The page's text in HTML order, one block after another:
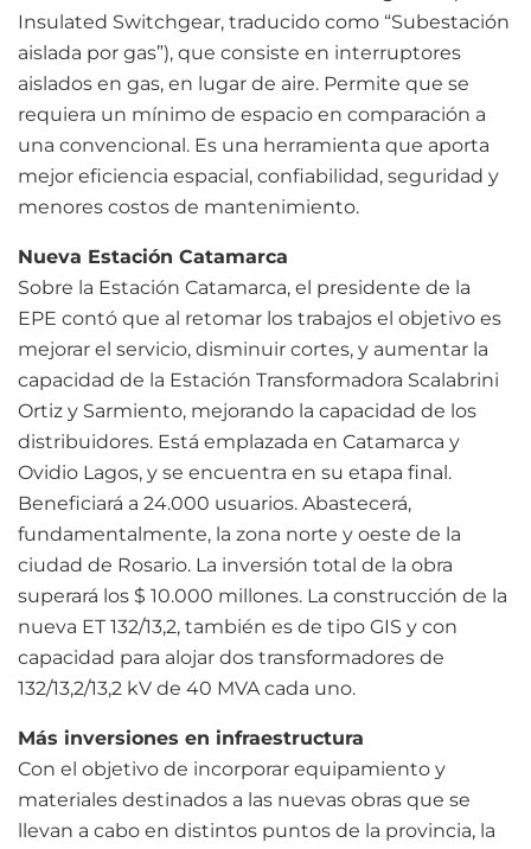
Insulated Switchgear, traducido como “Subestación
aislada por gas”), que consiste en interruptores
aislados en gas, en lugar de aire. Permite que se
requiera un mínimo de espacio en comparación a
una convencional. Es una herramienta que aporta
mejor eficiencia espacial, confiabilidad, seguridad y
menores costos de mantenimiento.
Nueva Estación Catamarca
Sobre la Estación Catamarca, el presidente de la
EPE contó que al retomar los trabajos el objetivo es
mejorar el servicio, disminuir cortes, y aumentar la
capacidad de la Estación Transformadora Scalabrini
Ortiz y Sarmiento, mejorando la capacidad de los
distribuidores. Está emplazada en Catamarca y
Ovidio Lagos, y se encuentra en su etapa final.
Beneficiará a 24.000 usuarios. Abastecerá,
fundamentalmente, la zona norte y oeste de la
ciudad de Rosario. La inversión total de la obra
superará los $ 10.000 millones. La construcción de la
nueva ET 132/13,2, también es de tipo GIS y con
capacidad para alojar dos transformadores de
132/13,2/13,2 kV de 40 MVA cada uno.
Más inversiones en infraestructura
Con el objetivo de incorporar equipamiento y
materiales destinados a las nuevas obras que se
llevan a cabo en distintos puntos de la provincia, la